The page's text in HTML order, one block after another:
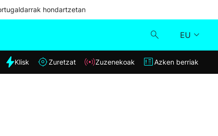
hondartzetan
EU
Klisk
Klisk Zuretzat Zuzenekoak Azken berriak